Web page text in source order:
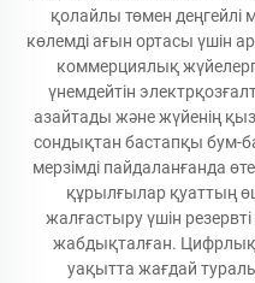
қолайлы төмен деңгейлі
көлемді ағын ортасы үшін
коммерциялық
үнемдейтін
азайтады және жүйенің
сондықтан бастапқы бум-
мерзімді пайдаланғанда
құрылғылар қуаттың
жалғастыру үшін
жабдықталған. Цифрлық
уақытта жағдай